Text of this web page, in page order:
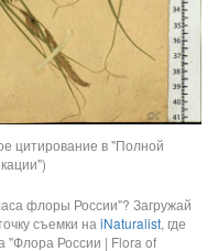
цитирование в "Полной
флоры России"? Загружай
съемки на iNaturalist, где
"Флора России | Flora of